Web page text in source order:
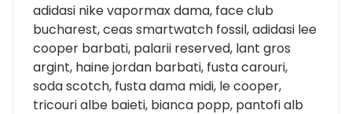
adidasi nike vapormax dama, face club
bucharest, ceas smartwatch fossil, adidasi lee
cooper barbati, palarii reserved, lant gros
argint, haine jordan barbati, fusta carouri,
soda scotch, fusta dama midi, le cooper,
tricouri albe baieti, bianca popp, pantofi alb